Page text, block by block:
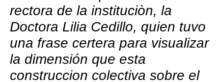
rectora de la instituciòn, la
Doctora Lilia Cedillo, quien tuvo
una frase certera para visualizar
la dimensión que esta
construccion colectiva sobre el